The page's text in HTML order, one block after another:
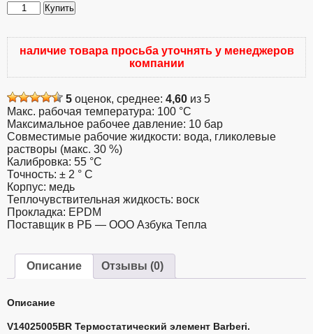
V14025005BR
Термостатический
элемент
ремонта
противоконденсатного
смесительного
клапана
55°C,
Barberi
(Копировать)
Купить
наличие товара просьба уточнять у менеджеров
компании
5 оценок, среднее: 4,60 из 5
Макс. рабочая температура: 100 °C
Максимальное рабочее давление: 10 бар
Совместимые рабочие жидкости: вода, гликолевые
растворы (макс. 30 %)
Калибровка: 55 °C
Точность: ± 2 ° C
Корпус: медь
Теплочувствительная жидкость: воск
Прокладка: EPDM
Поставщик в РБ — ООО Азбука Тепла
Описание Отзывы (0)
Описание
V14025005BR Термостатический элемент Barberi.